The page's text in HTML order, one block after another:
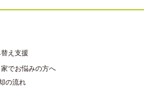
え支援
でお悩みの方へ
の流れ